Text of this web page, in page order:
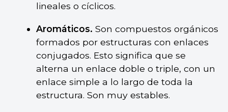
lineales o cíclicos.
Aromáticos. Son compuestos orgánicos
formados por estructuras con enlaces
conjugados. Esto significa que se
alterna un enlace doble o triple, con un
enlace simple a lo largo de toda la
estructura. Son muy estables.